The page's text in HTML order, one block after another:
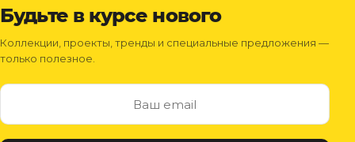
Будьте в курсе нового
Коллекции, проекты, тренды и специальные предложения —
только полезное.